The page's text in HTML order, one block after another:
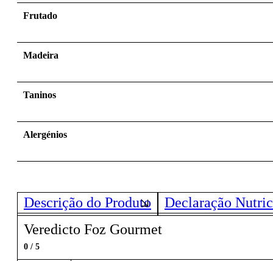
Frutado
Madeira
Taninos
Alergénios
Descrição do Produto
Declaração
Veredicto Foz Gourmet
0 / 5